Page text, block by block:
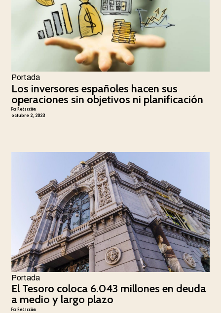
Portada
Los inversores españoles hacen sus
operaciones sin objetivos ni planificación
Por Redacción
octubre 2, 2023
Portada
El Tesoro coloca 6.043 millones en deuda
a medio y largo plazo
Por Redacción